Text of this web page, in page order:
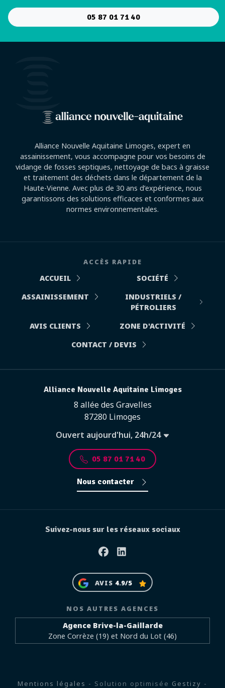
05 87 01 71 40
Alliance Nouvelle Aquitaine Limoges, expert en
assainissement, vous accompagne pour vos besoins de
vidange de fosses septiques, nettoyage de bacs à graisse
et traitement des déchets dans le département de la
Haute-Vienne. Avec plus de 30 ans d’expérience, nous
garantissons des solutions efficaces et conformes aux
normes environnementales.
ACCÈS RAPIDE
ACCUEIL
SOCIÉTÉ
ASSAINISSEMENT
INDUSTRIELS /
PÉTROLIERS
AVIS CLIENTS
ZONE D'ACTIVITÉ
CONTACT / DEVIS
Alliance Nouvelle Aquitaine Limoges
8 allée des Gravelles
87280 Limoges
Ouvert aujourd'hui, 24h/24
05 87 01 71 40
Nous contacter
Suivez-nous sur les réseaux sociaux
FacebookLinkedin
AVIS 4.9/5
NOS AUTRES AGENCES
Agence Brive-la-Gaillarde
Zone Corrèze (19) et Nord du Lot (46)
Mentions légales - Solution optimisée Gestizy -